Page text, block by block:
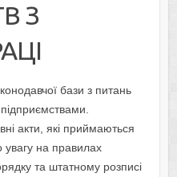
З
бази з питань
акти, які приймаються
увагу на правилах
та штатному розписі